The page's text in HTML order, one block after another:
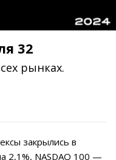
32
рынках.
закрылись в
2,1%, NASDAQ 100 —